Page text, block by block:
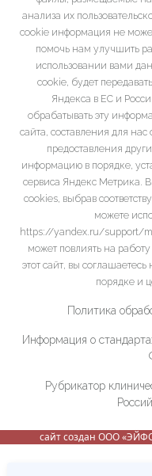
анализа их
cookie информация не
помочь нам улучшить
использовании вами
cookie, будет
Яндекса в ЕС и
обрабатывать эту
сайта, составления для нас
предоставления
информацию в порядке,
сервиса Яндекс Метрика.
cookies, выбрав
можете
https://yandex.ru/support/
может повлиять на
этот сайт, вы
порядке и
Политика
Информация о
Рубрикатор
сайт создан ООО